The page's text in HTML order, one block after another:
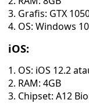
Grafis: GTX
OS: Windows
iOS:
OS: iOS 12.2
RAM: 4GB
Chipset: A12